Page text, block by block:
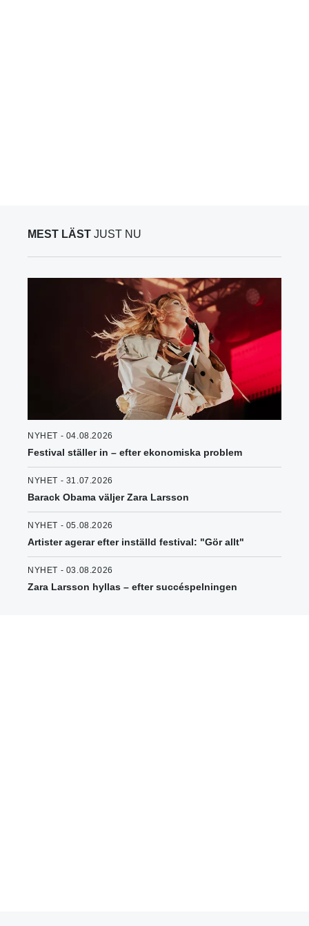
MEST LÄST JUST NU
NYHET - 04.08.2026
Festival ställer in – efter ekonomiska problem
NYHET - 31.07.2026
Barack Obama väljer Zara Larsson
NYHET - 05.08.2026
Artister agerar efter inställd festival: "Gör allt"
NYHET - 03.08.2026
Zara Larsson hyllas – efter succéspelningen